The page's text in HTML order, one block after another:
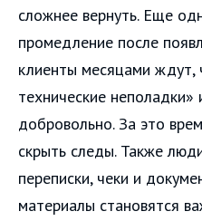
сложнее вернуть. Еще
промедление после
клиенты месяцами ждут,
технические неполадки»
добровольно. За это
скрыть следы. Также
переписки, чеки и
материалы становятся